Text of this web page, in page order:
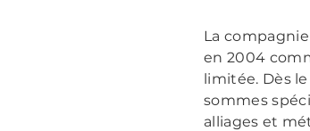
La
en 2004
limitée. Dès
sommes
alliages et